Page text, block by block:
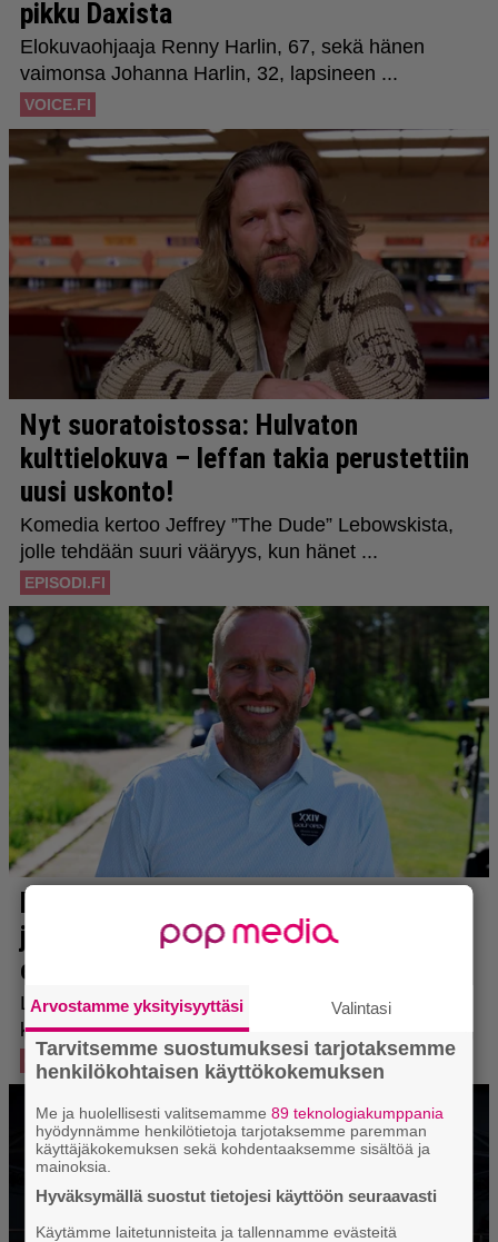
Arvostamme yksityisyyttäsi Valintasi
Tarvitsemme suostumuksesi tarjotaksemme
henkilökohtaisen käyttökokemuksen
Me ja huolellisesti valitsemamme89 teknologiakumppania
hyödynnämme henkilötietoja tarjotaksemme paremman
käyttäjäkokemuksen sekä kohdentaaksemme sisältöä ja
mainoksia.
Hyväksymällä suostut tietojesi käyttöön seuraavasti
Käytämme laitetunnisteita ja tallennamme evästeitä